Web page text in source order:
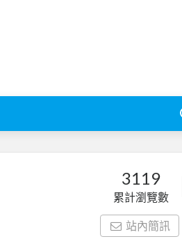
3119
累計瀏覽數
站內簡訊